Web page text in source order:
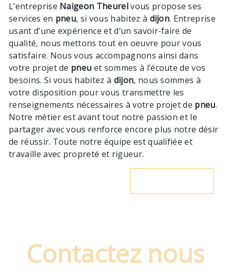
L’entreprise Naigeon Theurelvous propose ses
services en pneu, si vous habitez à dijon. Entreprise
usant d’une expérience et d’un savoir-faire de
qualité, nous mettons tout en oeuvre pour vous
satisfaire. Nous vous accompagnons ainsi dans
votre projet de pneu et sommes à l’écoute de vos
besoins. Si vous habitez à dijon, nous sommes à
votre disposition pour vous transmettre les
renseignements nécessaires à votre projet de pneu.
Notre métier est avant tout notre passion et le
partager avec vous renforce encore plus notre désir
de réussir. Toute notre équipe est qualifiée et
travaille avec propreté et rigueur.
Contactez nous